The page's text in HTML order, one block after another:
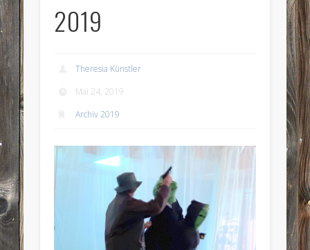
2019
Theresia Künstler
Mai 24, 2019
Archiv 2019